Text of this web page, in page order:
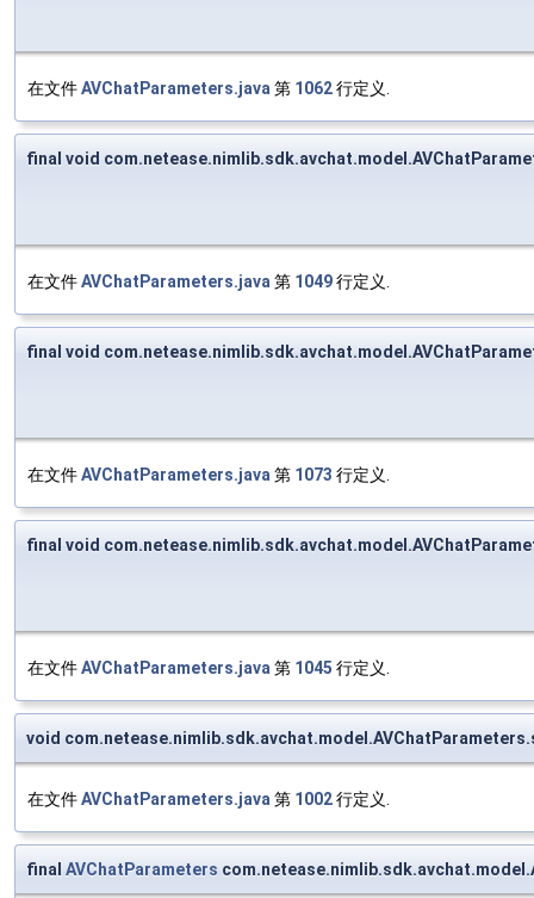
在文件AVChatParameters.java 第 1062行定义.
final void
在文件AVChatParameters.java 第 1049行定义.
final void
在文件AVChatParameters.java 第 1073 行定义.
final void
在文件AVChatParameters.java 第 1045 行定义.
void
在文件AVChatParameters.java 第 1002行定义.
final AVChatParameters